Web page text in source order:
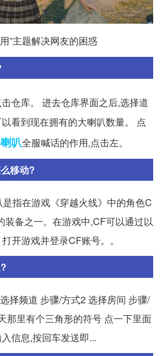
”主题解决网友的困惑
仓库。 进去仓库界面之后,选择道
看到现在拥有的大喇叭数量。 点
叭全服喊话的作用,点击左。
移动?
指在游戏《穿越火线》中的角色C
装备之一。在游戏中,CF可以通过以
开游戏并登录CF账号。。
择频道 步骤/方式2 选择房间 步骤/
那里有个三角形的符号 点一下里面
信息,按回车发送即...